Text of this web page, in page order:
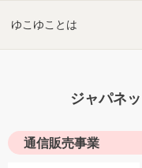
ゆこゆことは
ジャパネ
通信販売事業